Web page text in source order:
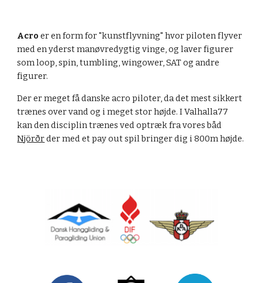
Acroer en form for "kunstflyvning" hvor piloten flyver
med en yderst manøvredygtig vinge, og laver figurer
som loop, spin, tumbling, wingower, SAT og andre
figurer.
Der er meget få danske acro piloter, da det mest sikkert
trænes over vand og i meget stor højde. I Valhalla77
kan den disciplin trænes ved optræk fra vores båd
Njörðrder med et pay out spil bringer dig i 800m højde.